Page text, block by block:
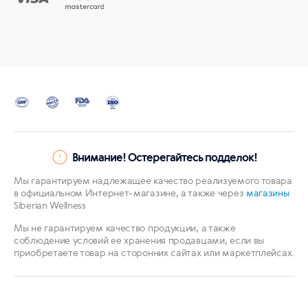
Внимание! Остерегайтесь подделок!
Мы гарантируем надлежащее качество реализуемого товара
в официальном Интернет-магазине, а также через магазины
Siberian Wellness
Мы не гарантируем качество продукции, а также
соблюдение условий ее хранения продавцами, если вы
приобретаете товар на сторонних сайтах или маркетплейсах.